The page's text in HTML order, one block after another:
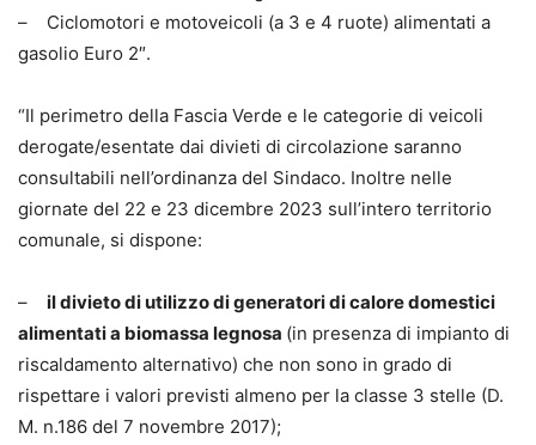
– Ciclomotori e motoveicoli (a 3 e 4 ruote) alimentati a
gasolio Euro 2″.
“Il perimetro della Fascia Verde e le categorie di veicoli
derogate/esentate dai divieti di circolazione saranno
consultabili nell’ordinanza del Sindaco. Inoltre nelle
giornate del 22 e 23 dicembre 2023 sull’intero territorio
comunale, si dispone:
– il divieto di utilizzo di generatori di calore domestici
alimentati a biomassa legnosa (in presenza di impianto di
riscaldamento alternativo) che non sono in grado di
rispettare i valori previsti almeno per la classe 3 stelle (D.
M. n.186 del 7 novembre 2017);